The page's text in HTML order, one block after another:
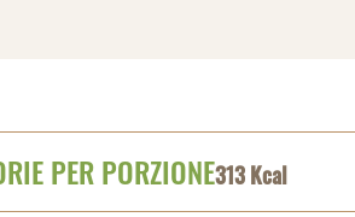
PER PORZIONE313 Kcal